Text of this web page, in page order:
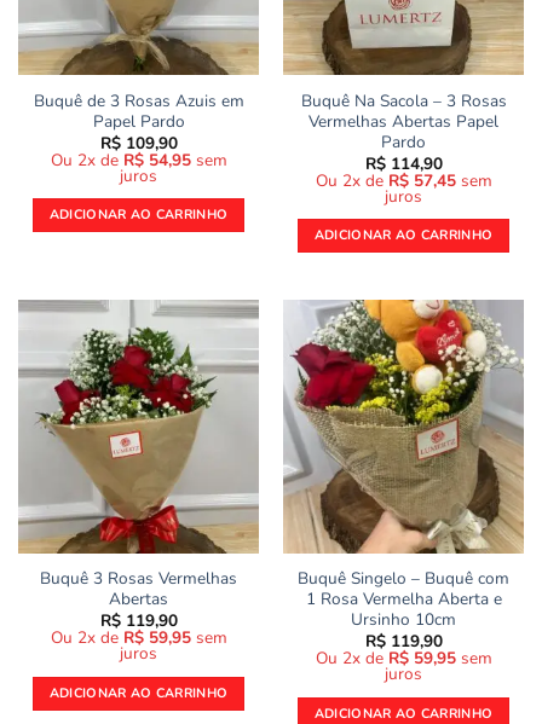
Buquê de 3 Rosas Azuis em
Papel Pardo
R$109,90
Ou 2x de R$54,95 sem
juros
ADICIONAR AO CARRINHO
Buquê Na Sacola – 3 Rosas
Vermelhas Abertas Papel
Pardo
R$114,90
Ou 2x de R$57,45 sem
juros
ADICIONAR AO CARRINHO
Buquê 3 Rosas Vermelhas
Abertas
R$119,90
Ou 2x de R$59,95 sem
juros
ADICIONAR AO CARRINHO
Buquê Singelo – Buquê com
1 Rosa Vermelha Aberta e
Ursinho 10cm
R$119,90
Ou 2x de R$59,95 sem
juros
ADICIONAR AO CARRINHO